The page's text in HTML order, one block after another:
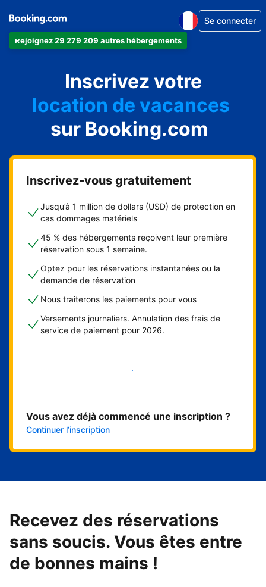
Rejoignez 29 279 209 autres hébergements
Se connecter
Inscrivez votre
appartement
hôtel
location de vacances
auberge de jeunesse
chambre d'hôtes
sur Booking.com
Inscrivez-vous gratuitement
Jusqu’à 1 million de dollars (USD) de protection en
cas dommages matériels
45 % des hébergements reçoivent leur première
réservation sous 1 semaine.
Optez pour les réservations instantanées ou la
demande de réservation
Nous traiterons les paiements pour vous
Versements journaliers. Annulation des frais de
service de paiement pour 2026.
Démarrer maintenant
Vous avez déjà commencé une inscription ?
Continuer l’inscription
Recevez des réservations
sans soucis. Vous êtes entre
de bonnes mains !